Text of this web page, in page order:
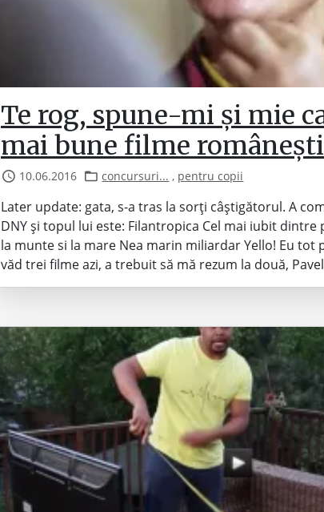
Te rog, spune-mi și mie
mai bune filme
10.06.2016 concursuri... , pentru copii
Later update: gata, s-a tras la sorți câștigătorul. A
DNY și topul lui este: Filantropica Cel mai iubit
la munte si la mare Nea marin miliardar Yello! Eu tot
văd trei filme azi, a trebuit să mă rezum la două,